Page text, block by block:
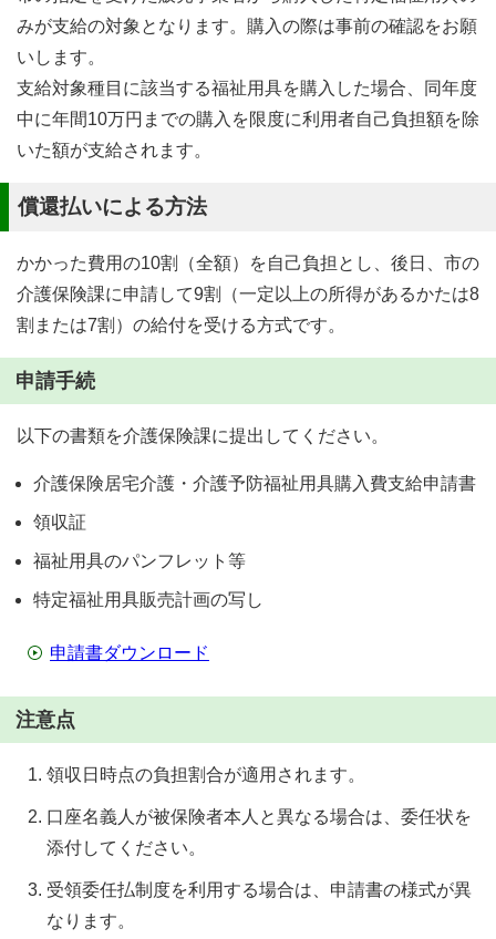
みが支給の対象となります。購入の際は事前の確認をお願
いします。
支給対象種目に該当する福祉用具を購入した場合、同年度
中に年間10万円までの購入を限度に利用者自己負担額を除
いた額が支給されます。
償還払いによる方法
かかった費用の10割（全額）を自己負担とし、後日、市の
介護保険課に申請して9割（一定以上の所得があるかたは8
割または7割）の給付を受ける方式です。
申請手続
以下の書類を介護保険課に提出してください。
介護保険居宅介護・介護予防福祉用具購入費支給申請書
領収証
福祉用具のパンフレット等
特定福祉用具販売計画の写し
申請書ダウンロード
注意点
領収日時点の負担割合が適用されます。
口座名義人が被保険者本人と異なる場合は、委任状を
添付してください。
受領委任払制度を利用する場合は、申請書の様式が異
なります。